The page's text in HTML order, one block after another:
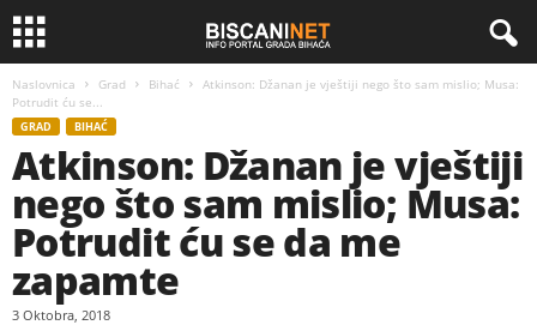
Naslovnica Grad Bihać
Atkinson: Džanan je vještiji nego što sam mislio; Musa:
Potrudit ću se...
GRAD BIHAĆ
Atkinson: Džanan je vještiji
nego što sam mislio; Musa:
Potrudit ću se da me
zapamte
3 Oktobra, 2018